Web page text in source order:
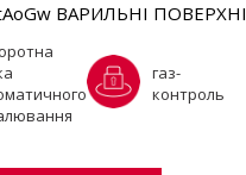
ВАРИЛЬНІ ПОВЕРХНІ
газ-
контроль